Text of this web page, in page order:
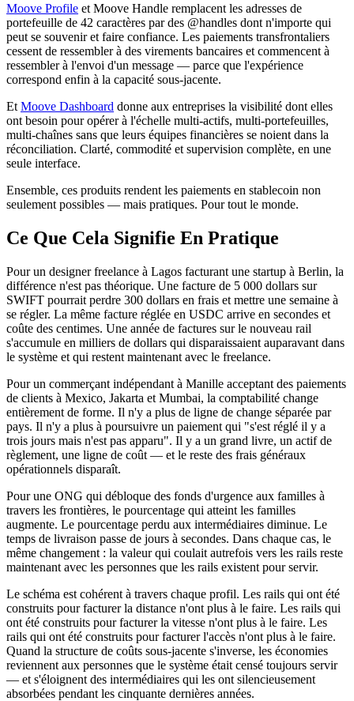
Moove Profile et Moove Handle remplacent les adresses de
portefeuille de 42 caractères par des @handles dont n'importe qui
peut se souvenir et faire confiance. Les paiements transfrontaliers
cessent de ressembler à des virements bancaires et commencent à
ressembler à l'envoi d'un message — parce que l'expérience
correspond enfin à la capacité sous-jacente.
Et Moove Dashboard donne aux entreprises la visibilité dont elles
ont besoin pour opérer à l'échelle multi-actifs, multi-portefeuilles,
multi-chaînes sans que leurs équipes financières se noient dans la
réconciliation. Clarté, commodité et supervision complète, en une
seule interface.
Ensemble, ces produits rendent les paiements en stablecoin non
seulement possibles — mais pratiques. Pour tout le monde.
Ce Que Cela Signifie En Pratique
Pour un designer freelance à Lagos facturant une startup à Berlin, la
différence n'est pas théorique. Une facture de 5 000 dollars sur
SWIFT pourrait perdre 300 dollars en frais et mettre une semaine à
se régler. La même facture réglée en USDC arrive en secondes et
coûte des centimes. Une année de factures sur le nouveau rail
s'accumule en milliers de dollars qui disparaissaient auparavant dans
le système et qui restent maintenant avec le freelance.
Pour un commerçant indépendant à Manille acceptant des paiements
de clients à Mexico, Jakarta et Mumbai, la comptabilité change
entièrement de forme. Il n'y a plus de ligne de change séparée par
pays. Il n'y a plus à poursuivre un paiement qui "s'est réglé il y a
trois jours mais n'est pas apparu". Il y a un grand livre, un actif de
règlement, une ligne de coût — et le reste des frais généraux
opérationnels disparaît.
Pour une ONG qui débloque des fonds d'urgence aux familles à
travers les frontières, le pourcentage qui atteint les familles
augmente. Le pourcentage perdu aux intermédiaires diminue. Le
temps de livraison passe de jours à secondes. Dans chaque cas, le
même changement : la valeur qui coulait autrefois vers les rails reste
maintenant avec les personnes que les rails existent pour servir.
Le schéma est cohérent à travers chaque profil. Les rails qui ont été
construits pour facturer la distance n'ont plus à le faire. Les rails qui
ont été construits pour facturer la vitesse n'ont plus à le faire. Les
rails qui ont été construits pour facturer l'accès n'ont plus à le faire.
Quand la structure de coûts sous-jacente s'inverse, les économies
reviennent aux personnes que le système était censé toujours servir
— et s'éloignent des intermédiaires qui les ont silencieusement
absorbées pendant les cinquante dernières années.